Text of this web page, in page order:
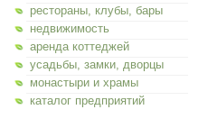
рестораны, клубы, бары
недвижимость
аренда коттеджей
усадьбы, замки, дворцы
монастыри и храмы
каталог предприятий